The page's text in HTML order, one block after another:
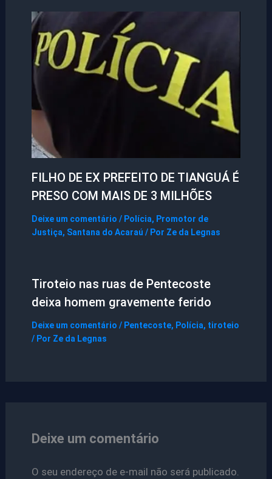
FILHO DE EX PREFEITO DE TIANGUÁ É
PRESO COM MAIS DE 3 MILHÕES
Deixe um comentário / Polícia, Promotor de
Justiça, Santana do Acaraú / Por Ze da Legnas
Tiroteio nas ruas de Pentecoste
deixa homem gravemente ferido
Deixe um comentário / Pentecoste, Polícia, tiroteio
/ Por Ze da Legnas
Deixe um comentário
O seu endereço de e-mail não será publicado.